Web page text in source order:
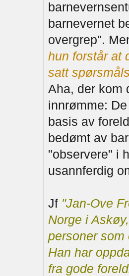
barnevernet
overgrep".
hun forstår at
satt
Aha, der kom
innrømme:
basis av
bedømt av
"observere" i
usannferdig
Jf "Jan-Ove
Norge i
personer som
Han har
fra gode